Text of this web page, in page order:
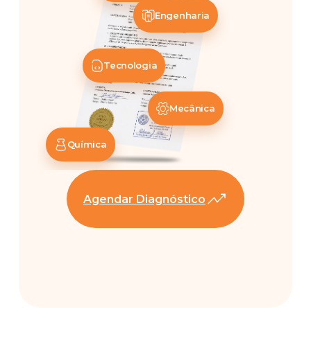
Agendar Diagnóstico
Mecânica
Tecnologia
Engenharia
Química